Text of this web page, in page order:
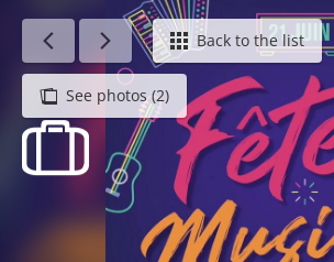
Calendar - This weekBack to the list
See photos (2)